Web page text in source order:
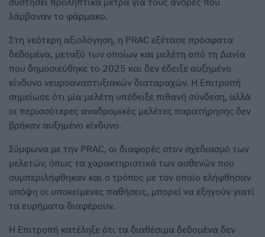
λάμβαναν το φάρμακο.
Στη νεότερη αξιολόγηση, η PRAC εξέτασε πρόσφατα
δεδομένα, μεταξύ των οποίων και μελέτη από τη Δανία
που δημοσιεύθηκε το 2025 και δεν έδειξε αυξημένο
κίνδυνο νευροαναπτυξιακών διαταραχών. Η Επιτροπή
σημείωσε ότι μία μελέτη υπέδειξε πιθανή σύνδεση, αλλά
οι περισσότερες αναδρομικές μελέτες παρατήρησης δεν
βρήκαν αυξημένο κίνδυνο.
Σύμφωνα με την PRAC, οι διαφορές στον σχεδιασμό των
μελετών, όπως τα χαρακτηριστικά των ασθενών που
συμπεριλήφθηκαν και ο τρόπος με τον οποίο ελήφθησαν
υπόψη οι υποκείμενες παθήσεις, μπορεί να εξηγούν γιατί
τα ευρήματα διαφέρουν.
Η Επιτροπή κατέληξε ότι τα διαθέσιμα δεδομένα δεν